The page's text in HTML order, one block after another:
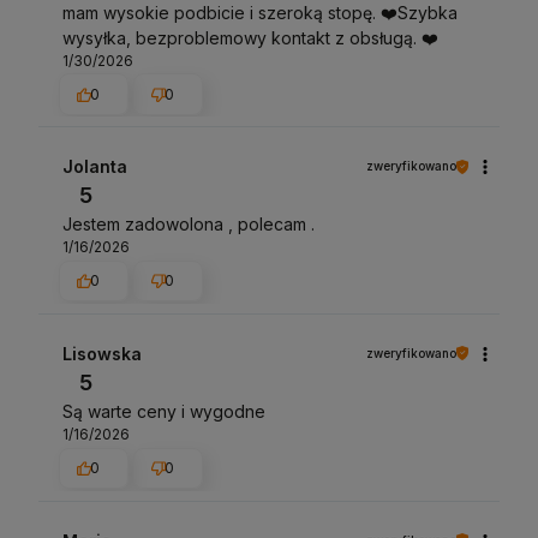
Chętnie pomagamy też dobrać odpowiedni model
lub rozmiar przed zakupem, żeby buty były nie
tylko ładne, ale przede wszystkim wygodne.
mam wysokie podbicie i szeroką stopę. ❤️Szybka
wysyłka, bezproblemowy kontakt z obsługą. ❤️
1/30/2026
0
0
Jolanta zweryfikowano
5
Jestem zadowolona , polecam .
1/16/2026
0
0
Lisowska zweryfikowano
5
Są warte ceny i wygodne
1/16/2026
0
0